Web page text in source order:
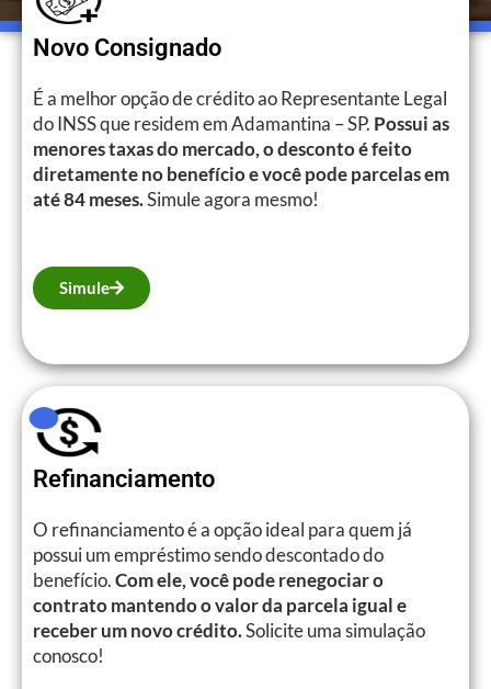
Novo Consignado
É a melhor opção de crédito ao Representante Legal
do INSS que residem em Adamantina – SP. Possui as
menores taxas do mercado, o desconto é feito
diretamente no benefício e você pode parcelas em
até 84 meses.Simule agora mesmo!
Simule
Refinanciamento
O refinanciamento é a opção ideal para quem já
possui um empréstimo sendo descontado do
benefício.Com ele, você pode renegociar o
contrato mantendo o valor da parcela igual e
receber um novo crédito.Solicite uma simulação
conosco!